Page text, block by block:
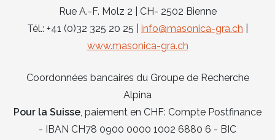
Rue A.-F. Molz 2 | CH- 2502 Bienne
Tél.: +41 (0)32 325 20 25 | info@masonica-gra.ch
www.masonica-gra.ch
Coordonnées bancaires du Groupe de Recherche
Alpina
Pour la Suisse, paiement en CHF: Compte Postfinance
- IBAN CH78 0900 0000 1002 6880 6 - BIC